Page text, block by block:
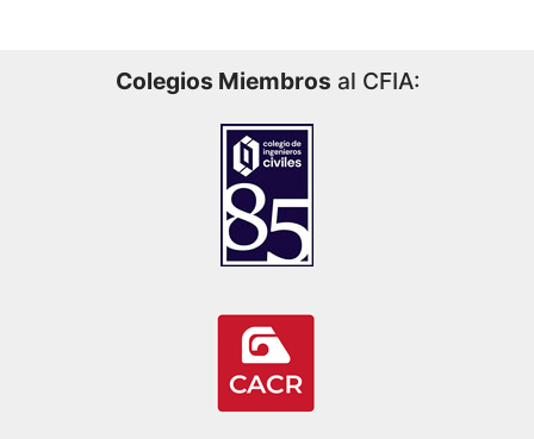
Colegios Miembros al CFIA: